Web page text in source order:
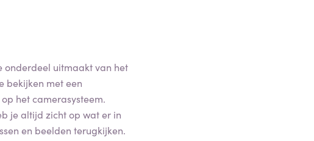
onderdeel uitmaakt van het
bekijken met een
het camerasysteem.
je altijd zicht op wat er in
en beelden terugkijken.